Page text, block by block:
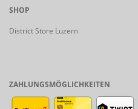
SHOP
District Store Luzern
ZAHLUNGSMÖGLICHKEITEN